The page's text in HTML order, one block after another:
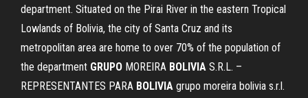
department. Situated on the Pirai River in the eastern Tropical
Lowlands of Bolivia, the city of Santa Cruz and its
metropolitan area are home to over 70% of the population of
the department GRUPO MOREIRA BOLIVIA S.R.L. –
REPRESENTANTES PARA BOLIVIA grupo moreira bolivia s.r.l.